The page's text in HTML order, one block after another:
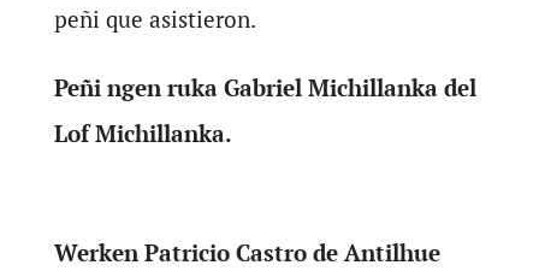
peñi que asistieron.
Peñi ngen ruka Gabriel Michillanka del
Lof Michillanka.
Werken Patricio Castro de Antilhue